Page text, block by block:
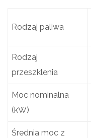
Rodzaj paliwa
Rodzaj
przeszklenia
Moc nominalna
(kW)
Średnia moc z